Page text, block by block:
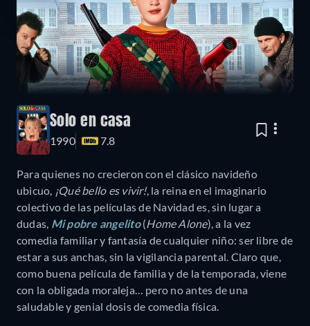
Solo en casa
1990 7.8
Para quienes no crecieron con el clásico navideño
ubicuo, ¡Qué bello es vivir!, la reina en el imaginario
colectivo de las películas de Navidad es, sin lugar a
dudas, Mi pobre angelito(Home Alone), a la vez
comedia familiar y fantasía de cualquier niño: ser libre de
estar a sus anchas, sin la vigilancia parental. Claro que,
como buena película de familia y de la temporada, viene
con la obligada moraleja… pero no antes de una
saludable y genial dosis de comedia física.